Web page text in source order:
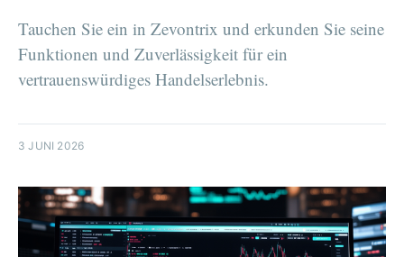
Tauchen Sie ein in Zevontrix und erkunden Sie seine
Funktionen und Zuverlässigkeit für ein
vertrauenswürdiges Handelserlebnis.
3 JUNI 2026